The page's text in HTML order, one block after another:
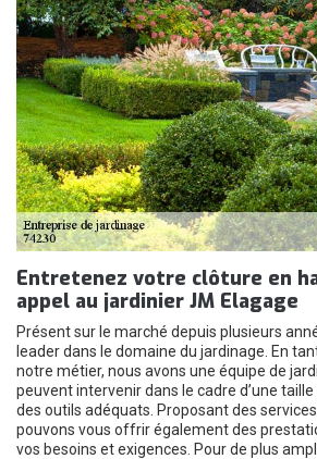
Entretenez votre clôture en
appel au jardinier JM Elagage
Présent sur le marché depuis plusieurs
leader dans le domaine du jardinage. En
notre métier, nous avons une équipe de
peuvent intervenir dans le cadre d’une
des outils adéquats. Proposant des
pouvons vous offrir également des
vos besoins et exigences. Pour de plus